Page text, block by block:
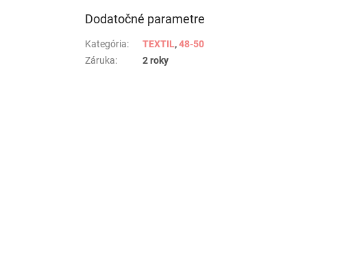
Dodatočné parametre
Kategória: TEXTIL,48-50
Záruka: 2 roky